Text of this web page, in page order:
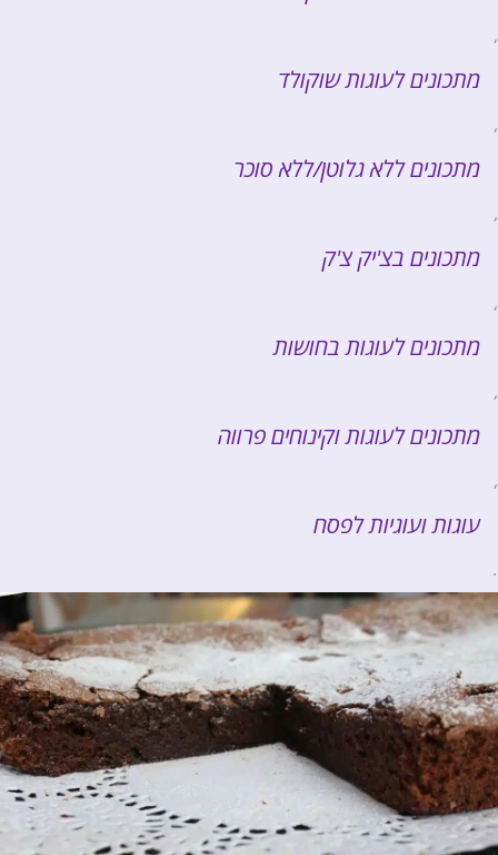
,
מתכונים לעוגות שוקולד
,
מתכונים ללא גלוטן/ללא סוכר
,
מתכונים בצ'יק צ'ק
,
מתכונים לעוגות בחושות
,
מתכונים לעוגות וקינוחים פרווה
,
עוגות ועוגיות לפסח
.